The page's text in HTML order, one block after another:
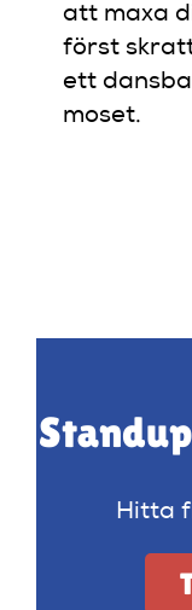
att maxa
först
ett
moset.
Hitta